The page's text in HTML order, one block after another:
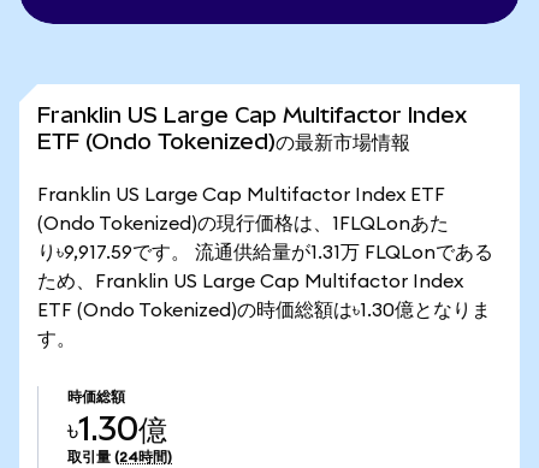
Franklin US Large Cap Multifactor Index
ETF (Ondo Tokenized)の最新市場情報
Franklin US Large Cap Multifactor Index ETF
(Ondo Tokenized)の現行価格は、1FLQLonあた
り৳9,917.59です。 流通供給量が1.31万 FLQLonである
ため、Franklin US Large Cap Multifactor Index
ETF (Ondo Tokenized)の時価総額は৳1.30億となりま
す。
時価総額
৳1.30億
取引量 (24時間)